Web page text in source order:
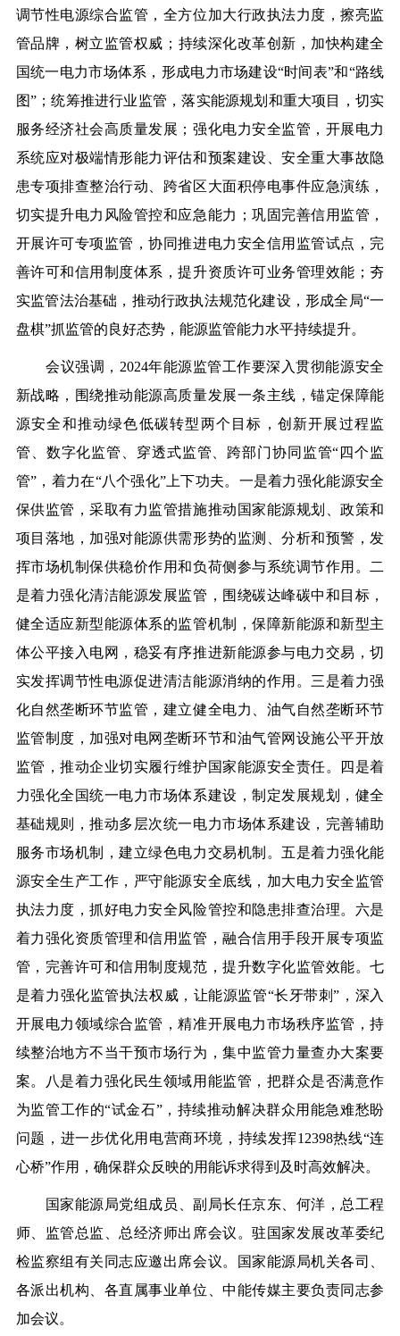
调节性电源综合监管，全方位加大行政执法力度，擦亮监
管品牌， 树立监管权威 ； 持续深化改革创新，加快构建全
国统一电力市场体系， 形成电力市场建设“时间表”和“路线
图” ；统筹推进行业监管，落实能源规划和重大项目， 切实
服务经济社会高质量发展；强化电力安全监管，开展电力
系统应对极端情形能力评估和预案建设、安全重大事故隐
患专项排查整治行动、跨省区大面积停电事件应急演练，
切实提升电力风险管控和应急能力；巩固完善信用监管，
开展许可专项监管，协同推进电力安全信用监管试点，完
善许可和信用制度体系，提升资质许可业务管理效能；夯
实监管法治基础，推动行政执法规范化建设，形成全局“一
盘棋”抓监管的良好态势，能源监管能力水平持续提升。
会议强调， 2024年能源监管工作要深入贯彻能源安全
新战略，围绕推动能源高质量发展一条主线，锚定保障能
源安全和推动绿色低碳转型两个目标，创新开展过程监
管、数字化监管、穿透式监管、跨部门协同监管“四个监
管”，着力在“八个强化”上下功夫。一是着力强化能源安全
保供监管，采取有力监管措施推动国家能源规划、政策和
项目落地，加强对能源供需形势的监测、分析和预警，发
挥市场机制保供稳价作用和负荷侧参与系统调节作用。二
是着力强化清洁能源发展监管，围绕碳达峰碳中和目标，
健全适应新型能源体系的监管机制，保障新能源和新型主
体公平接入电网，稳妥有序推进新能源参与电力交易，切
实发挥调节性电源促进清洁能源消纳的作用。三是着力强
化自然垄断环节监管，建立健全电力、油气自然垄断环节
监管制度，加强对电网垄断环节和油气管网设施公平开放
监管，推动企业切实履行维护国家能源安全责任。四是着
力强化全国统一电力市场体系建设，制定发展规划，健全
基础规则，推动多层次统一电力市场体系建设，完善辅助
服务市场机制，建立绿色电力交易机制。五是着力强化能
源安全生产工作，严守能源安全底线，加大电力安全监管
执法力度，抓好电力安全风险管控和隐患排查治理。六是
着力强化资质管理和信用监管，融合信用手段开展专项监
管，完善许可和信用制度规范，提升数字化监管效能。七
是着力强化监管执法权威，让能源监管“长牙带刺”，深入
开展电力领域综合监管，精准开展电力市场秩序监管，持
续整治地方不当干预市场行为，集中监管力量查办大案要
案。八是着力强化民生领域用能监管，把群众是否满意作
为监管工作的“试金石”， 持续推动解决群众用能急难愁盼
问题，进一步优化用电营商环境，持续发挥12398热线“连
心桥”作用 ，确保群众反映的用能诉求得到及时高效解决。
国家能源局党组成员 、副局长任京东、何洋 ，总工程
师、监管总监、总经济师出席会议。驻国家发展改革委纪
检监察组有关同志应邀出席会议。国家能源局机关各司、
各派出机构、各直属事业单位、中能传媒主要负责同志参
加会议。